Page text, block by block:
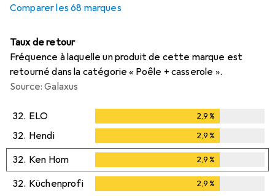
Comparer les 68 marques
Taux de retour
Fréquence à laquelle un produit de cette marque est
retourné dans la catégorie « Poêle + casserole ».
Source: Galaxus
32. ELO 2,9%
32. Hendi 2,9%
32. Ken Hom 2,9%
32. Küchenprofi 2,9%